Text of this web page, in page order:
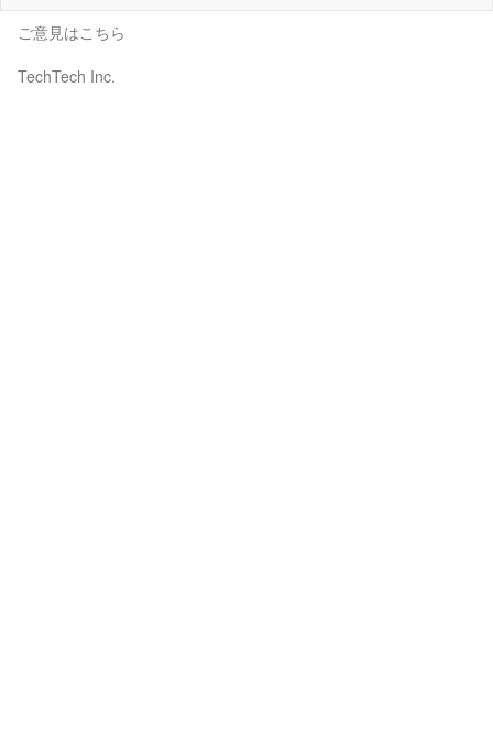
ご意見はこちら
TechTech Inc.